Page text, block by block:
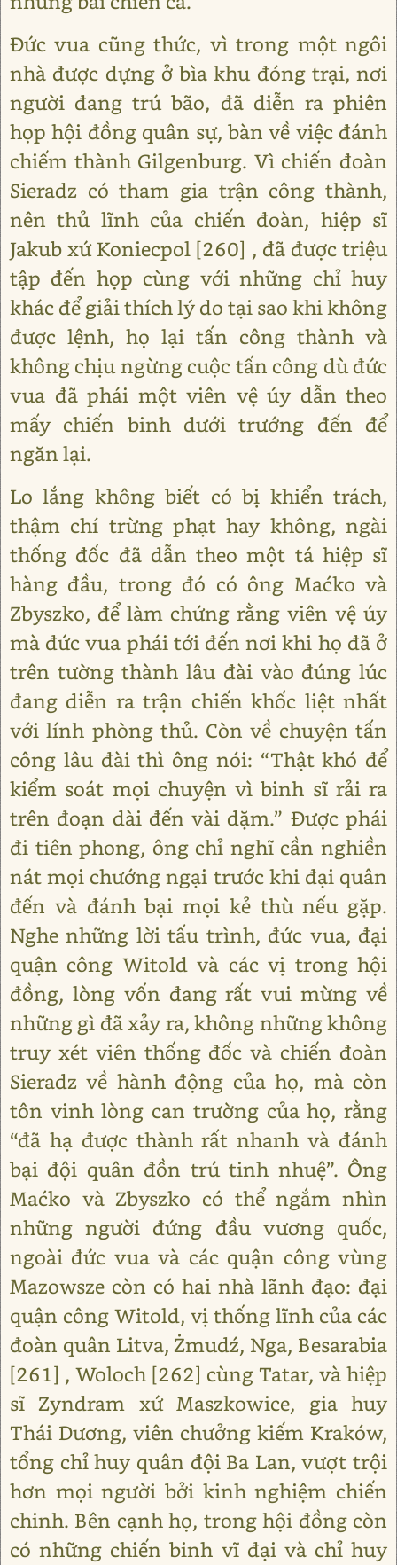
Đức vua cũng thức, vì trong một ngôi
nhà được dựng ở bìa khu đóng trại, nơi
người đang trú bão, đã diễn ra phiên
họp hội đồng quân sự, bàn về việc đánh
chiếm thành Gilgenburg. Vì chiến đoàn
Sieradz có tham gia trận công thành,
nên thủ lĩnh của chiến đoàn, hiệp sĩ
Jakub xứ Koniecpol [260] , đã được triệu
tập đến họp cùng với những chỉ huy
khác để giải thích lý do tại sao khi không
được lệnh, họ lại tấn công thành và
không chịu ngừng cuộc tấn công dù đức
vua đã phái một viên vệ úy dẫn theo
mấy chiến binh dưới trướng đến để
ngăn lại.
Lo lắng không biết có bị khiển trách,
thậm chí trừng phạt hay không, ngài
thống đốc đã dẫn theo một tá hiệp sĩ
hàng đầu, trong đó có ông Maćko và
Zbyszko, để làm chứng rằng viên vệ úy
mà đức vua phái tới đến nơi khi họ đã ở
trên tường thành lâu đài vào đúng lúc
đang diễn ra trận chiến khốc liệt nhất
với lính phòng thủ. Còn về chuyện tấn
công lâu đài thì ông nói: “Thật khó để
kiểm soát mọi chuyện vì binh sĩ rải ra
trên đoạn dài đến vài dặm.” Được phái
đi tiên phong, ông chỉ nghĩ cần nghiền
nát mọi chướng ngại trước khi đại quân
đến và đánh bại mọi kẻ thù nếu gặp.
Nghe những lời tấu trình, đức vua, đại
quận công Witold và các vị trong hội
đồng, lòng vốn đang rất vui mừng về
những gì đã xảy ra, không những không
truy xét viên thống đốc và chiến đoàn
Sieradz về hành động của họ, mà còn
tôn vinh lòng can trường của họ, rằng
“đã hạ được thành rất nhanh và đánh
bại đội quân đồn trú tinh nhuệ”. Ông
Maćko và Zbyszko có thể ngắm nhìn
những người đứng đầu vương quốc,
ngoài đức vua và các quận công vùng
Mazowsze còn có hai nhà lãnh đạo: đại
quận công Witold, vị thống lĩnh của các
đoàn quân Litva, Żmudź, Nga, Besarabia
[261] , Woloch [262] cùng Tatar, và hiệp
sĩ Zyndram xứ Maszkowice, gia huy
Thái Dương, viên chưởng kiếm Kraków,
tổng chỉ huy quân đội Ba Lan, vượt trội
hơn mọi người bởi kinh nghiệm chiến
chinh. Bên cạnh họ, trong hội đồng còn
có những chiến binh vĩ đại và chỉ huy